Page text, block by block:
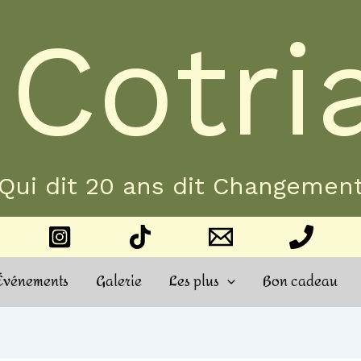
dit 20 ans dit
Galerie Les plus Bon cadeau